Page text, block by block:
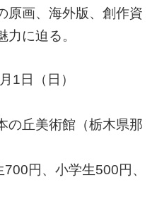
原画、海外版、創作資
に迫る。
1日（日）
の丘美術館（栃木県那
円、小学生500円、